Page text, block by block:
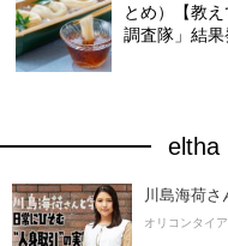
とめ）【教
調査隊」結果
eltha
川島海荷さ
オリコンタイ